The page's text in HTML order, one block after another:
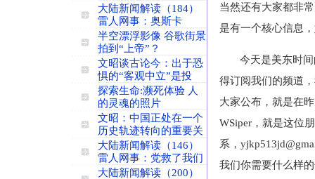
大陆新闻解读（184）
雷人网事：奥斯卡
半空漂浮影像 谷歌街景
拍到“上帝”？
文昭谈古论今：出于恐
惧的“客观中立”是投
探索生命:濒死体验 人
的灵魂的照片
文昭：中国正处在一个
历史轨迹转向的重要关
大陆新闻解读（146）
雷人网事：党救了我们
大陆新闻解读（200）
当然还有大家都非
是有一个核心信息
今天是美东时
得订阅我们的频道
大家公布，就是在
WSiper ，就是这位
系，
我们你需要什么样